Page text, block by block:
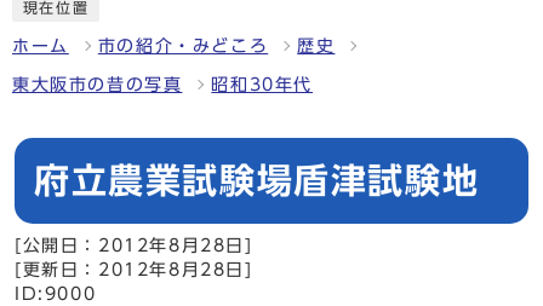
現在位置
ホーム 市の紹介・みどころ 歴史
東大阪市の昔の写真 昭和30年代
府立農業試験場盾津試験地
[公開日：2012年8月28日]
[更新日：2012年8月28日]
ID:9000